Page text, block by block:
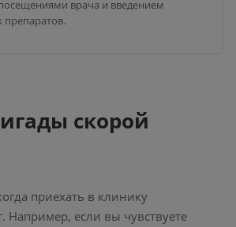
врача и введением
препаратов.
скорой
приехать в клинику
Например, если вы чувствуете